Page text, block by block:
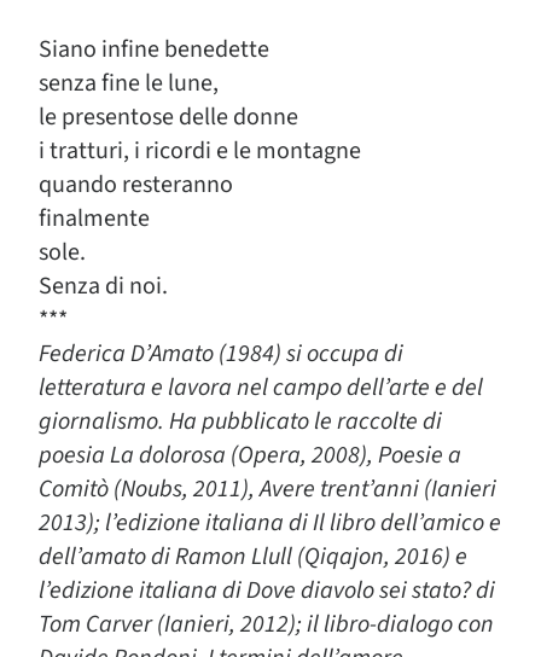
Siano infine benedette
senza fine le lune,
le presentose delle donne
i tratturi, i ricordi e le montagne
quando resteranno
finalmente
sole.
Senza di noi.
***
Federica D’Amato (1984) si occupa di
letteratura e lavora nel campo dell’arte e del
giornalismo. Ha pubblicato le raccolte di
poesia La dolorosa (Opera, 2008), Poesie a
Comitò (Noubs, 2011), Avere trent’anni (Ianieri
2013); l’edizione italiana di Il libro dell’amico e
dell’amato di Ramon Llull (Qiqajon, 2016) e
l’edizione italiana di Dove diavolo sei stato? di
Tom Carver (Ianieri, 2012); il libro-dialogo con